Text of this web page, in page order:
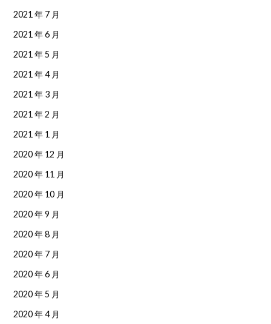
2021 年 7 月
2021 年 6 月
2021 年 5 月
2021 年 4 月
2021 年 3 月
2021 年 2 月
2021 年 1 月
2020 年 12 月
2020 年 11 月
2020 年 10 月
2020 年 9 月
2020 年 8 月
2020 年 7 月
2020 年 6 月
2020 年 5 月
2020 年 4 月